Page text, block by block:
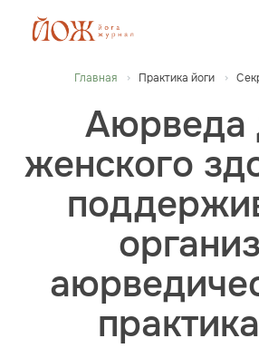
Главная Практика йоги
Аюрведа
женского